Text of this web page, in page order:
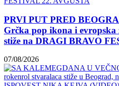
PRVI PUT PRED
Grčka pop ikona i evropska
stiže na DRAGI BRAVO
07/08/2026